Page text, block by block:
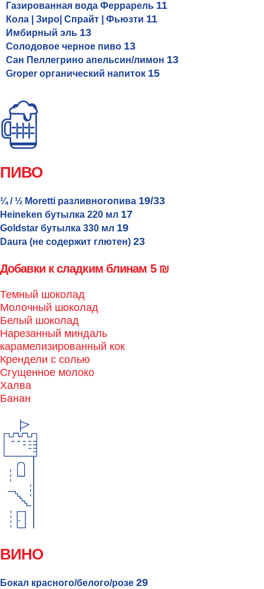
Газированная вода Феррарель
Кола | Зиро| Спрайт | Фьюзти
Имбирный эль
Солодовое черное пиво
Сан Пеллегрино апельсин/лимон
Groper органический напиток
ПИВО
¼ / ½ Moretti разливногопива19/33
Heineken бутылка 220 мл
Goldstar бутылка 330 мл
Daura (не содержит глютен)
Добавки к сладким блинам 5 ₪
Темный шоколад
Молочный шоколад
Белый шоколад
Нарезанный миндаль
карамелизированный кок
Крендели с солью
Сгущенное молоко
Халва
Банан
ВИНО
Бокал красного/белого/розе